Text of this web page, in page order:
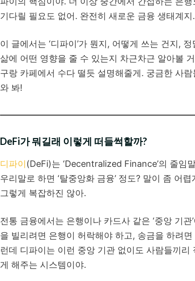
기다릴 필요도 없어. 완전히 새로운 금융 생태계지.
이 글에서는 ‘디파이’가 뭔지, 어떻게 쓰는 건지,
삶에 어떤 영향을 줄 수 있는지 차근차근 알아볼
구랑 카페에서 수다 떨듯 설명해줄게. 궁금한 사
와 봐!
DeFi가 뭐길래 이렇게 떠들썩할까?
디파이 (DeFi)는 ‘Decentralized Finance’의 줄임
우리말로 하면 ‘탈중앙화 금융’ 정도? 말이 좀 어
그렇게 복잡하진 않아.
전통 금융에서는 은행이나 카드사 같은 ‘중앙 기관
을 빌리려면 은행이 허락해야 하고, 송금을 하려
런데 디파이는 이런 중앙 기관 없이도 사람들끼리
게 해주는 시스템이야.